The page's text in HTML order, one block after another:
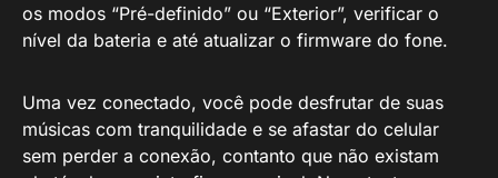
os modos “Pré-definido” ou “Exterior”, verificar o
nível da bateria e até atualizar o firmware do fone.
Uma vez conectado, você pode desfrutar de suas
músicas com tranquilidade e se afastar do celular
sem perder a conexão, contanto que não existam